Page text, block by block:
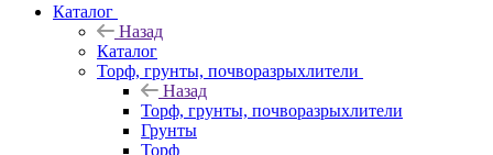
Каталог
Назад
Каталог
Торф, грунты, почворазрыхлители
Назад
Торф, грунты, почворазрыхлители
Грунты
Торф